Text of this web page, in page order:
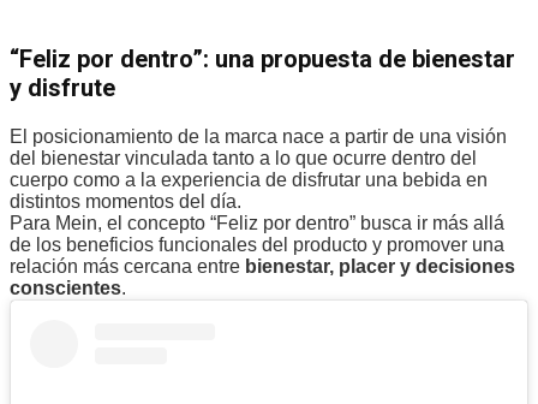
“Feliz por dentro”: una propuesta de bienestar
y disfrute
El posicionamiento de la marca nace a partir de una visión
del bienestar vinculada tanto a lo que ocurre dentro del
cuerpo como a la experiencia de disfrutar una bebida en
distintos momentos del día.
Para Mein, el concepto “Feliz por dentro” busca ir más allá
de los beneficios funcionales del producto y promover una
relación más cercana entre bienestar, placer y decisiones
conscientes.